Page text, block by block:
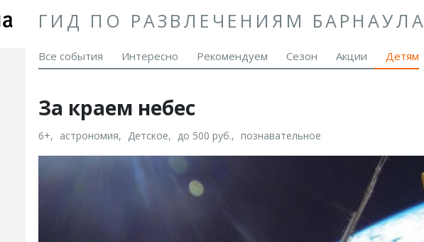
ГИД ПО РАЗВЛЕЧЕНИЯМ БАРНАУЛА
Все события Интересно Рекомендуем Сезон Акции
Детям
За краем небес
6+ астрономия Детское до 500 руб. познавательное